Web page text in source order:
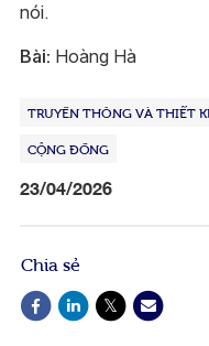
nói.
Bài: Hoàng Hà
TRUYỀN THÔNG VÀ THIẾT
CỘNG ĐỒNG
23/04/2026
Chia sẻ